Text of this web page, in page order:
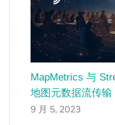
MapMetrics 与
地图元数据流传输
9 月 5, 2023